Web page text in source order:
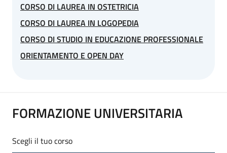
DEDICATO
Inoltre UniverMantova mette a disposizione degli studenti
studenti della mobilità internazionale. È possibile inoltre
caso vi sia ancora disponibilità.
CORSO DI LAUREA IN OSTETRICIA
CORSO DI LAUREA IN LOGOPEDIA
CORSO DI STUDIO IN EDUCAZIONE PROFESSIONALE
ORIENTAMENTO E OPEN DAY
FORMAZIONE UNIVERSITARIA
Scegli il tuo corso